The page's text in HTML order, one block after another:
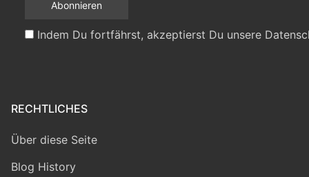
Indem Du fortfährst, akzeptierst Du unsere
RECHTLICHES
Über diese Seite
Blog History